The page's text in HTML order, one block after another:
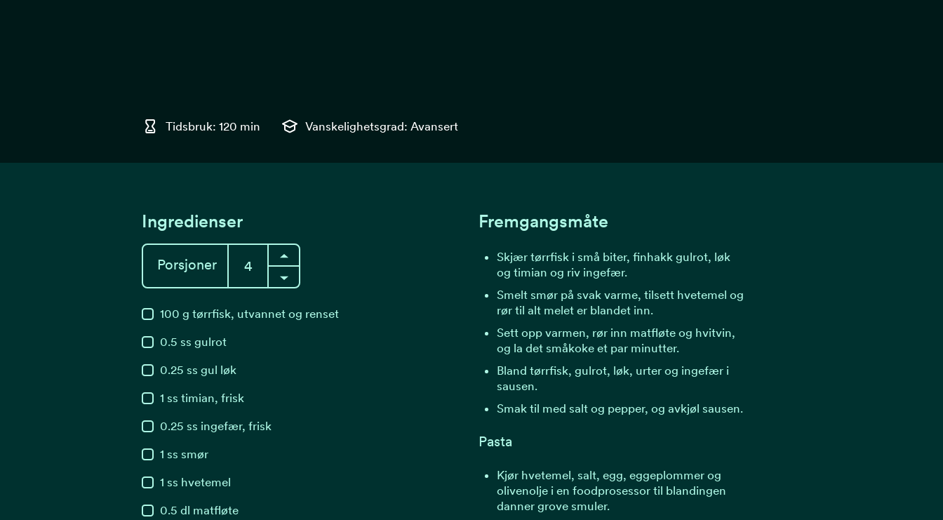
Tidsbruk: 120 min Vanskelighetsgrad: Avansert
Ingredienser
Porsjoner
100 g tørrfisk, utvannet og renset
0.5 ss gulrot
0.25 ss gul løk
1 ss timian, frisk
0.25 ss ingefær, frisk
1 ss smør
1 ss hvetemel
0.5 dl matfløte
Fremgangsmåte
Skjær tørrfisk i små biter, finhakk gulrot, løk
og timian og riv ingefær.
Smelt smør på svak varme, tilsett hvetemel og
rør til alt melet er blandet inn.
Sett opp varmen, rør inn matfløte og hvitvin,
og la det småkoke et par minutter.
Bland tørrfisk, gulrot, løk, urter og ingefær i
sausen.
Smak til med salt og pepper, og avkjøl sausen.
Pasta
Kjør hvetemel, salt, egg, eggeplommer og
olivenolje i en foodprosessor til blandingen
danner grove smuler.